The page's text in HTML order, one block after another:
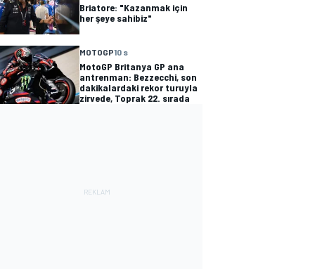
Briatore: "Kazanmak için
her şeye sahibiz"
MOTOGP10 s
MotoGP Britanya GP ana
antrenman: Bezzecchi, son
dakikalardaki rekor turuyla
zirvede, Toprak 22. sırada